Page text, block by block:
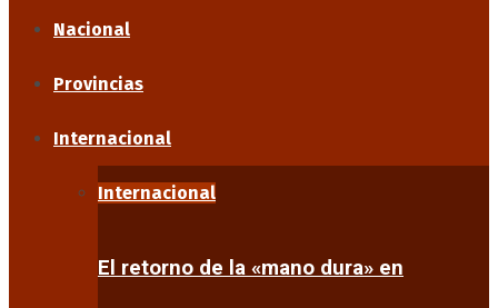
Nacional
Provincias
Internacional
Internacional
El retorno de la «mano dura» en